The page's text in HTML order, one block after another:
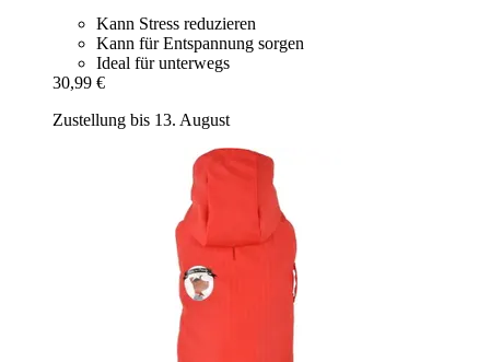
Kann Stress reduzieren
Kann für Entspannung sorgen
Ideal für unterwegs
30,99 €
Zustellung bis 13. August